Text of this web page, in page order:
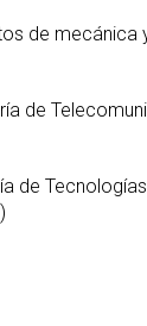
de
de
de